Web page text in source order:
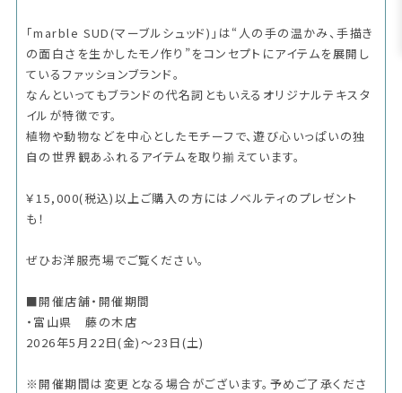
「marble SUD(マーブルシュッド)」は“人の手の温かみ、手描き
の面白さを生かしたモノ作り”をコンセプトにアイテムを展開し
ているファッションブランド。
なんといってもブランドの代名詞ともいえるオリジナルテキスタ
イルが特徴です。
植物や動物などを中心としたモチーフで、遊び心いっぱいの独
自の世界観あふれるアイテムを取り揃えています。
￥15,000(税込)以上ご購入の方にはノベルティのプレゼント
も！
ぜひお洋服売場でご覧ください。
■開催店舗・開催期間
・富山県 藤の木店
2026年5月22日(金)～23日(土)
※開催期間は変更となる場合がございます。予めご了承くださ